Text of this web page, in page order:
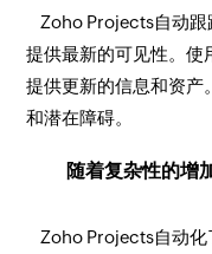
Zoho Projects自动跟
提供最新的可见性。
提供更新的信息和资产
和潜在障碍。
随着复杂性的增
Zoho Projects自动化